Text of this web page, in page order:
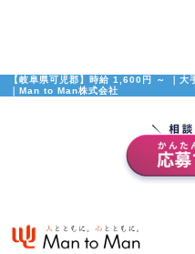
【岐阜県可児郡】時給 1,600円 ～ ｜大
｜Man to Man株式会社